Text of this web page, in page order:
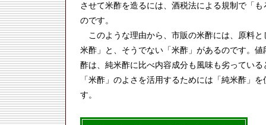
させて米酢を造るには、酒税法による規制で「
のです。
このような理由から、市販の米酢には、原料と
米酢」と、そうでない「米酢」があるのです。
酢は、純米酢に比べ内容成分も風味も劣ってい
「米酢」のよさを活用するためには「純米酢」
す。